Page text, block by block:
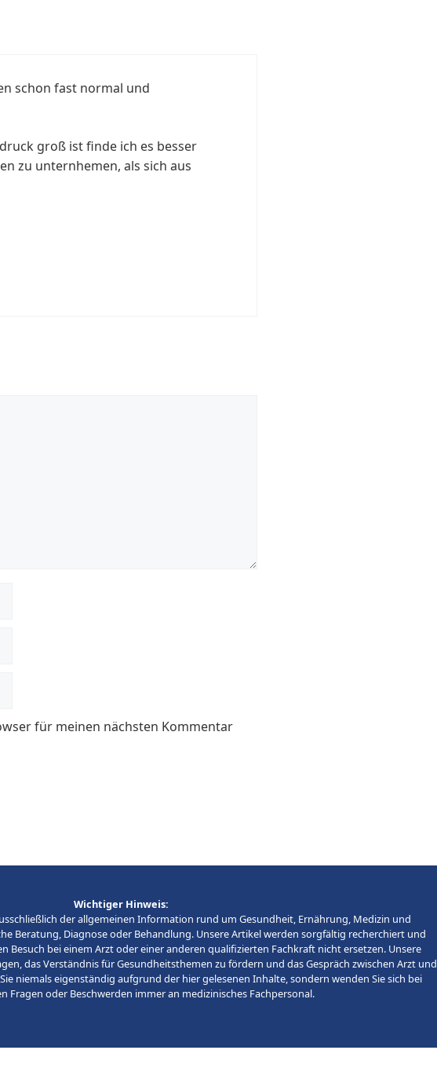
schon fast normal und
groß ist finde ich es besser
zu unternhemen, als sich aus
für meinen nächsten Kommentar
Wichtiger Hinweis:
der allgemeinen Information rund um Gesundheit, Ernährung, Medizin und
Beratung, Diagnose oder Behandlung. Unsere Artikel werden sorgfältig recherchiert und
Besuch bei einem Arzt oder einer anderen qualifizierten Fachkraft nicht ersetzen. Unsere
das Verständnis für Gesundheitsthemen zu fördern und das Gespräch zwischen Arzt und
niemals eigenständig aufgrund der hier gelesenen Inhalte, sondern wenden Sie sich bei
Fragen oder Beschwerden immer an medizinisches Fachpersonal.